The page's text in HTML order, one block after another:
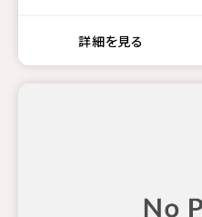
詳細を見る